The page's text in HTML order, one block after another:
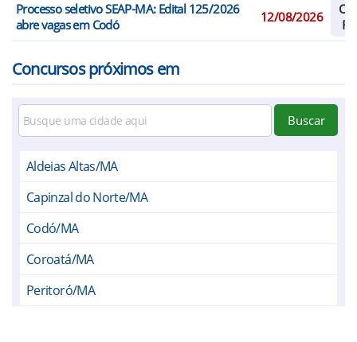
Processo seletivo SEAP-MA: Edital 125/2026
abre vagas em Codó
12/08/2026
Concursos próximos em
Buscar
Aldeias Altas/MA
Capinzal do Norte/MA
Codó/MA
Coroatá/MA
Peritoró/MA